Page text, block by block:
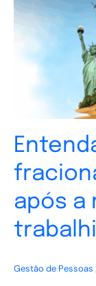
após a
Gestão de Pessoas
fracionadas
trabalhista